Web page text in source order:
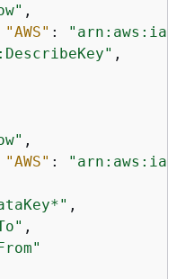
,
"AWS" :
,
,
"AWS" :
,
,